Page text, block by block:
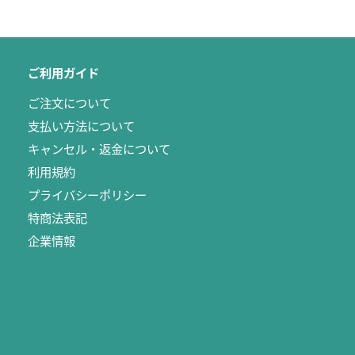
ご利用ガイド
ご注文について
支払い方法について
キャンセル・返金について
利用規約
プライバシーポリシー
特商法表記
企業情報